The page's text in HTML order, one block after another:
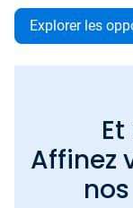
Explorer les
Affinez